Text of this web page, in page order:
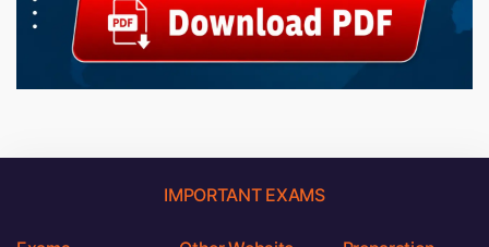
IMPORTANT EXAMS